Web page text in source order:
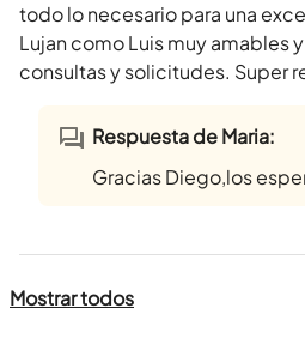
todo lo necesario para una
Lujan como Luis muy amables
consultas y solicitudes. Super
Respuesta de Maria:
Gracias Diego,los
Mostrar todos